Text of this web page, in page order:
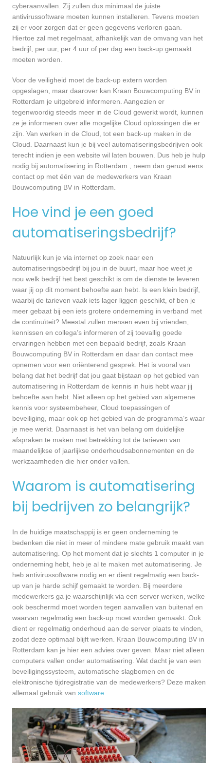
cyberaanvallen. Zij zullen dus minimaal de juiste
antivirussoftware moeten kunnen installeren. Tevens moeten
zij er voor zorgen dat er geen gegevens verloren gaan.
Hiertoe zal met regelmaat, afhankelijk van de omvang van het
bedrijf, per uur, per 4 uur of per dag een back-up gemaakt
moeten worden.
Voor de veiligheid moet de back-up extern worden
opgeslagen, maar daarover kan Kraan Bouwcomputing BV in
Rotterdam je uitgebreid informeren. Aangezien er
tegenwoordig steeds meer in de Cloud gewerkt wordt, kunnen
ze je informeren over alle mogelijke Cloud oplossingen die er
zijn. Van werken in de Cloud, tot een back-up maken in de
Cloud. Daarnaast kun je bij veel automatiseringsbedrijven ook
terecht indien je een website wil laten bouwen. Dus heb je hulp
nodig bij automatisering in Rotterdam , neem dan gerust eens
contact op met één van de medewerkers van Kraan
Bouwcomputing BV in Rotterdam.
Hoe vind je een goed
automatiseringsbedrijf?
Natuurlijk kun je via internet op zoek naar een
automatiseringsbedrijf bij jou in de buurt, maar hoe weet je
nou welk bedrijf het best geschikt is om de dienste te leveren
waar jij op dit moment behoefte aan hebt. Is een klein bedrijf,
waarbij de tarieven vaak iets lager liggen geschikt, of ben je
meer gebaat bij een iets grotere onderneming in verband met
de continuïteit? Meestal zullen mensen even bij vrienden,
kennissen en collega’s informeren of zij toevallig goede
ervaringen hebben met een bepaald bedrijf, zoals Kraan
Bouwcomputing BV in Rotterdam en daar dan contact mee
opnemen voor een oriënterend gesprek. Het is vooral van
belang dat het bedrijf dat jou gaat bijstaan op het gebied van
automatisering in Rotterdam de kennis in huis hebt waar jij
behoefte aan hebt. Niet alleen op het gebied van algemene
kennis voor systeembeheer, Cloud toepassingen of
beveiliging, maar ook op het gebied van de programma’s waar
je mee werkt. Daarnaast is het van belang om duidelijke
afspraken te maken met betrekking tot de tarieven van
maandelijkse of jaarlijkse onderhoudsabonnementen en de
werkzaamheden die hier onder vallen.
Waarom is automatisering
bij bedrijven zo belangrijk?
In de huidige maatschappij is er geen onderneming te
bedenken die niet in meer of mindere mate gebruik maakt van
automatisering. Op het moment dat je slechts 1 computer in je
onderneming hebt, heb je al te maken met automatisering. Je
heb antivirussoftware nodig en er dient regelmatig een back-
up van je harde schijf gemaakt te worden. Bij meerdere
medewerkers ga je waarschijnlijk via een server werken, welke
ook beschermd moet worden tegen aanvallen van buitenaf en
waarvan regelmatig een back-up moet worden gemaakt. Ook
dient er regelmatig onderhoud aan de server plaats te vinden,
zodat deze optimaal blijft werken. Kraan Bouwcomputing BV in
Rotterdam kan je hier een advies over geven. Maar niet alleen
computers vallen onder automatisering. Wat dacht je van een
beveiligingssysteem, automatische slagbomen en de
elektronische tijdregistratie van de medewerkers? Deze maken
allemaal gebruik van software